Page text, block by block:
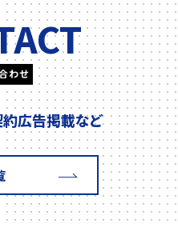
わせ
広告掲載など